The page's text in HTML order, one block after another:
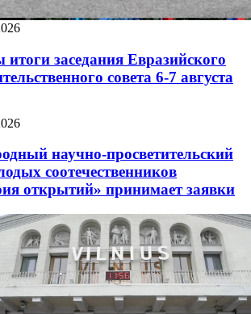
итоги заседания Евразийского
совета 6-7 августа
научно-просветительский
соотечественников
открытий» принимает заявки